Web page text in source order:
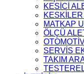
KESİCİ
MATKAP
ÖLÇÜ
SERVİS
TAKIM